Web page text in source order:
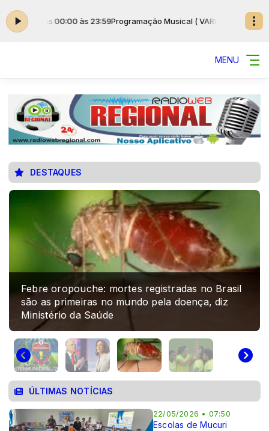
) das 00:00 às 23:59Programação Musical ( VARIADAS ) das 00:00
MENU
DESTAQUES
Febre oropouche: mortes registradas no Brasil
são as primeiras no mundo pela doença, diz
Ministério da Saúde
ÚLTIMAS NOTÍCIAS
22/05/2026 • 07:50
Escolas de Mucuri